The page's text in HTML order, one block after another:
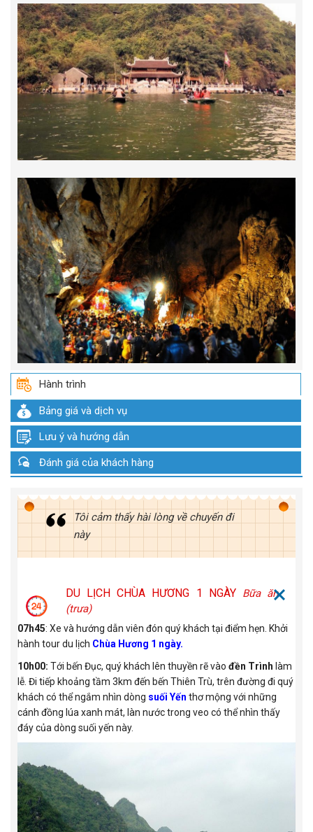
Hành trình
Bảng giá và dịch vụ
Lưu ý và hướng dẫn
Đánh giá của khách hàng
Tôi cảm thấy hài lòng về chuyến đi
này
DU LỊCH CHÙA HƯƠNG 1 NGÀY Bữa ăn
(trưa)
07h45: Xe và hướng dẫn viên đón quý khách tại điểm hẹn. Khởi
hành tour du lịch Chùa Hương 1 ngày.
10h00: Tới bến Đục, quý khách lên thuyền rẽ vào đền Trình làm
lễ. Đi tiếp khoảng tầm 3km đến bến Thiên Trù, trên đường đi quý
khách có thể ngắm nhìn dòng suối Yến thơ mộng với những
cánh đồng lúa xanh mát, làn nước trong veo có thể nhìn thấy
đáy của dòng suối yến này.